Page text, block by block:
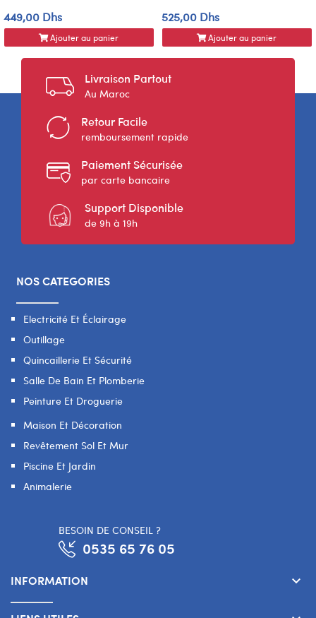
449,00 Dhs
Ajouter au panier
525,00 Dhs
Ajouter au panier
Livraison Partout
Au Maroc
Retour Facile
remboursement rapide
Paiement Sécurisée
par carte bancaire
Support Disponible
de 9h à 19h
NOS CATEGORIES
Electricité Et Éclairage
Outillage
Quincaillerie Et Sécurité
Salle De Bain Et Plomberie
Peinture Et Droguerie
Maison Et Décoration
Revêtement Sol Et Mur
Piscine Et Jardin
Animalerie
BESOIN DE CONSEIL ?
0535 65 76 05
INFORMATION keyboard_arrow_down